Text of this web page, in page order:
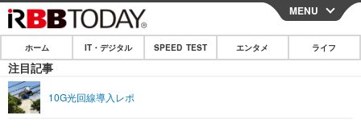
CLOSE
ホーム
IT・デジタル
MENU
ホーム IT・デジタル SPEED TEST エンタメ ライフ
注目記事
10G光回線導入レポ